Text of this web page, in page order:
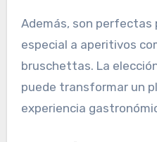
Además, son perfectas
especial a aperitivos
bruschettas. La
puede transformar un
experiencia